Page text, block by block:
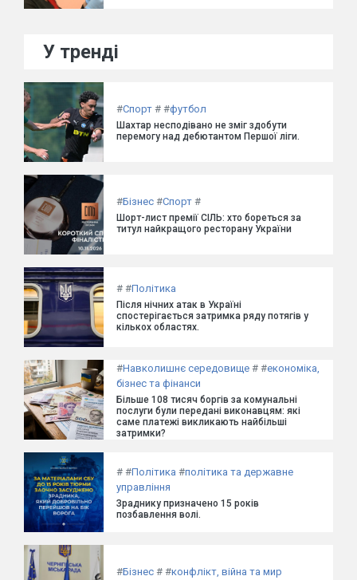
У тренді
#Спорт # #футбол
Шахтар несподівано не зміг здобути
перемогу над дебютантом Першої ліги.
#Бізнес #Спорт #
Шорт-лист премії СІЛЬ: хто бореться за
титул найкращого ресторану України
# #Політика
Після нічних атак в Україні
спостерігається затримка ряду потягів у
кількох областях.
#Навколишнє середовище # #економіка,
бізнес та фінанси
Більше 108 тисяч боргів за комунальні
послуги були передані виконавцям: які
саме платежі викликають найбільші
затримки?
# #Політика #політика та державне
управління
Зраднику призначено 15 років
позбавлення волі.
#Бізнес # #конфлікт, війна та мир